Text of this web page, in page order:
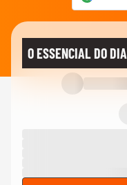
O ESSENCIAL DO DIA